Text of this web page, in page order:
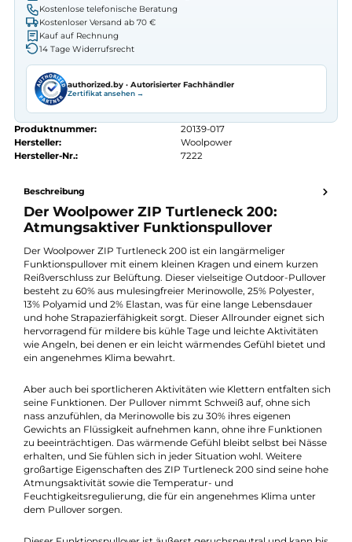
Erhalten Sie ein individuelles Angebot
AutorisierterWoolpower
Seit 2008 Fachgeschäft in Würzburg
Kostenlose telefonische Beratung
Kostenloser Versand ab 70 €
Kauf auf Rechnung
14 Tage Widerrufsrecht
Produktnummer:
20139-017
Hersteller:
Woolpower
Hersteller-Nr.: 7222
Beschreibung
Der Woolpower ZIP Turtleneck 200:
Atmungsaktiver Funktionspullover
Der Woolpower ZIP Turtleneck 200 ist ein langärmeliger
Funktionspullover mit einem kleinen Kragen und einem
besteht zu 60% aus mulesingfreier Merinowolle, 25% Polyester,
13% Polyamid und 2% Elastan, was für eine lange Lebensdauer
und hohe Strapazierfähigkeit sorgt. Dieser Allrounder eignet
hervorragend für mildere bis kühle Tage und leichte
wie Angeln, bei denen er ein leicht wärmendes Gefühl bietet
ein angenehmes Klima bewahrt.
Aber auch bei sportlicheren Aktivitäten wie Klettern entfalten
nass anzufühlen, da Merinowolle bis zu 30% ihres eigenen